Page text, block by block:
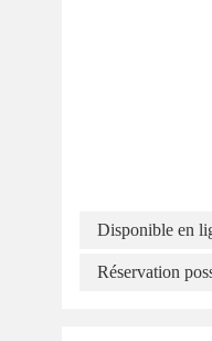
Disponible en
Réservation